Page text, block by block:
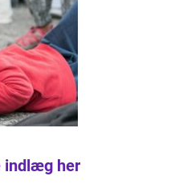
indlæg her